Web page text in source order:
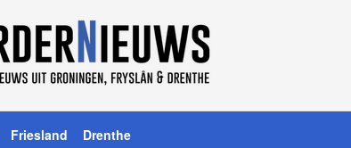
Friesland Drenthe